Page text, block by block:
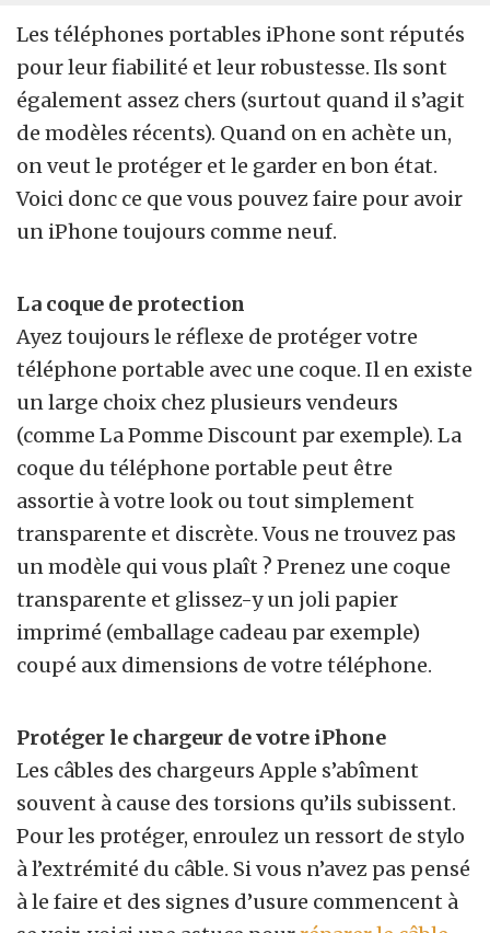
Les téléphones portables iPhone sont réputés
pour leur fiabilité et leur robustesse. Ils sont
également assez chers (surtout quand il s’agit
de modèles récents). Quand on en achète un,
on veut le protéger et le garder en bon état.
Voici donc ce que vous pouvez faire pour avoir
un iPhone toujours comme neuf.
La coque de protection
Ayez toujours le réflexe de protéger votre
téléphone portable avec une coque. Il en existe
un large choix chez plusieurs vendeurs
(comme La Pomme Discount par exemple). La
coque du téléphone portable peut être
assortie à votre look ou tout simplement
transparente et discrète. Vous ne trouvez pas
un modèle qui vous plaît ? Prenez une coque
transparente et glissez-y un joli papier
imprimé (emballage cadeau par exemple)
coupé aux dimensions de votre téléphone.
Protéger le chargeur de votre iPhone
Les câbles des chargeurs Apple s’abîment
souvent à cause des torsions qu’ils subissent.
Pour les protéger, enroulez un ressort de stylo
à l’extrémité du câble. Si vous n’avez pas pensé
à le faire et des signes d’usure commencent à